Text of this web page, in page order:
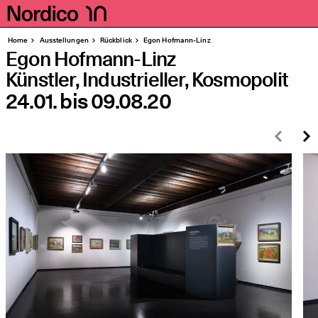
Homepage
Seiten
Home Aus­stel­lun­gen Rück­blick Egon Hof­mann-Linz
Egon Hofmann-Linz
Künstler, Industrieller, Kosmopolit
24.01.bis09.08.20